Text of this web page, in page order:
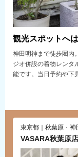
観光スポットへ
神田明神まで徒歩圏内
ジオ併設の着物レンタ
能です。当日予約や下
東京都｜秋葉原・神
VASARA秋葉原店